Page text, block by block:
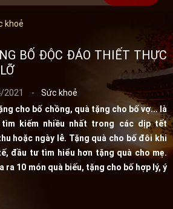
khoẻ
BỐ ĐỘC ĐÁO THIẾT THỰC
2021 -
Sức khoẻ
cho bố chồng, quà tặng cho bố vợ... là
kiếm nhiều nhất trong các dịp tết
hoặc ngày lễ. Tặng quà cho bố đôi khi
đầu tư tìm hiểu hơn tặng quà cho mẹ.
ra 10 món quà biếu, tặng cho bố hợp lý, ý